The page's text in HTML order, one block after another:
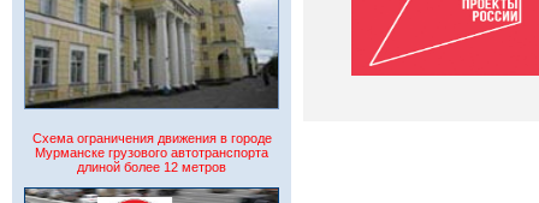
Схема ограничения движения в городе
Мурманске грузового автотранспорта
длиной более 12 метров